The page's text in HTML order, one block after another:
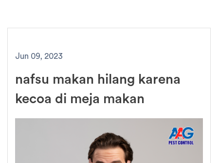
Jun 09, 2023
nafsu makan hilang karena
kecoa di meja makan